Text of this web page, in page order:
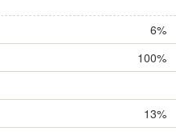
6%
100%
13%